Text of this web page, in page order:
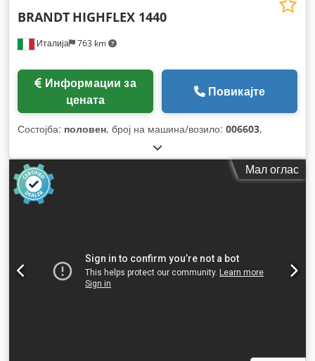
Италија 763 km
BRANDT HIGHFLEX 1440
цената
Повикајте
Состојба: половен, број на машина/возило: 006603,
Мал оглас